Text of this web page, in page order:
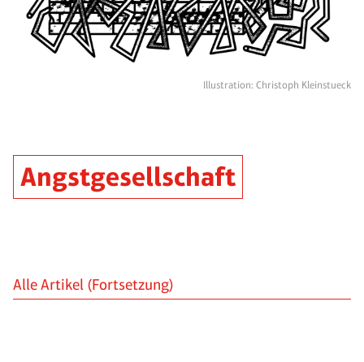
Illustration: Christoph Kleinstueck
Angstgesellschaft
Alle Artikel (Fortsetzung)